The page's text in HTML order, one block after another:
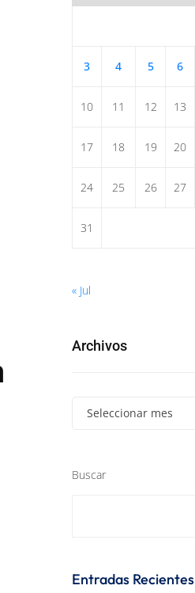
3 4 5 6
10 11 12 13
17 18 19 20
24 25 26 27
31
« Jul
Archivos
Seleccionar mes
Buscar
Entradas Recientes